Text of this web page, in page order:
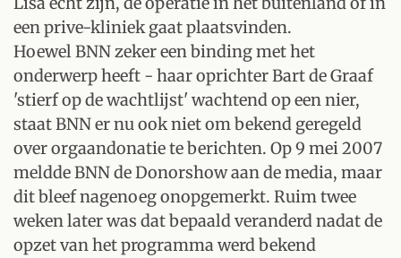
een prive-kliniek gaat plaatsvinden.
Hoewel BNN zeker een binding met het
onderwerp heeft - haar oprichter Bart de Graaf
'stierf op de wachtlijst' wachtend op een nier,
staat BNN er nu ook niet om bekend geregeld
over orgaandonatie te berichten. Op 9 mei 2007
meldde BNN de Donorshow aan de media, maar
dit bleef nagenoeg onopgemerkt. Ruim twee
weken later was dat bepaald veranderd nadat de
opzet van het programma werd bekend